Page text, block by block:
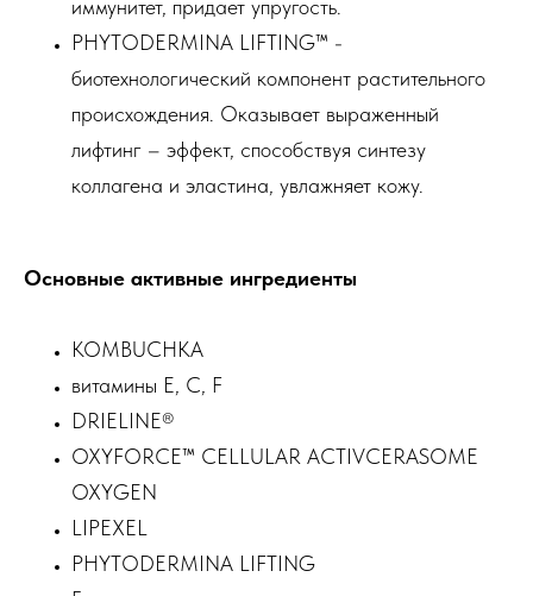
иммунитет, придает упругость.
PHYTODERMINA LIFTING™ -
биотехнологический компонент растительного
происхождения. Оказывает выраженный
лифтинг – эффект, способствуя синтезу
коллагена и эластина, увлажняет кожу.
Основные активные ингредиенты
KOMBUCHKA
витамины E, C, F
DRIELINE®
OXYFORCE™ CELLULAR ACTIVCERASOME
OXYGEN
LIPEXEL
PHYTODERMINA LIFTING